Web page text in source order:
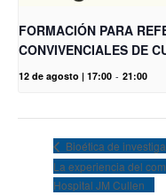
FORMACIÓN PARA
CONVIVENCIALES DE
12 de agosto | 17:00 - 21:00
Bioética de
La experiencia del
Hospital JM Cullen